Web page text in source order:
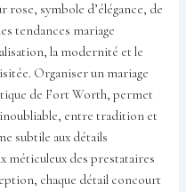
rose, symbole d’élégance, de
tendances mariage
la modernité et le
Organiser un mariage
de Fort Worth, permet
entre tradition et
subtile aux détails
méticuleux des prestataires
chaque détail concourt